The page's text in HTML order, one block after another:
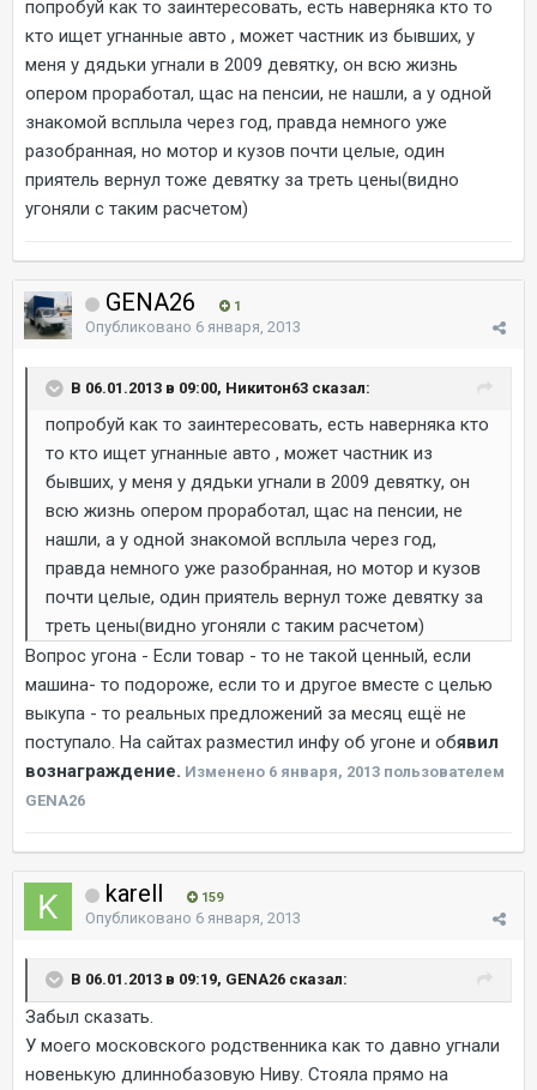
попробуй как то заинтересовать, есть наверняка кто то
кто ищет угнанные авто , может частник из бывших, у
меня у дядьки угнали в 2009 девятку, он всю жизнь
опером проработал, щас на пенсии, не нашли, а у одной
знакомой всплыла через год, правда немного уже
разобранная, но мотор и кузов почти целые, один
приятель вернул тоже девятку за треть цены(видно
угоняли с таким расчетом)
GENA26 1
Опубликовано 6 января, 2013
В 06.01.2013 в 09:00, Никитон63 сказал:
попробуй как то заинтересовать, есть наверняка кто
то кто ищет угнанные авто , может частник из
бывших, у меня у дядьки угнали в 2009 девятку, он
всю жизнь опером проработал, щас на пенсии, не
нашли, а у одной знакомой всплыла через год,
правда немного уже разобранная, но мотор и кузов
почти целые, один приятель вернул тоже девятку за
треть цены(видно угоняли с таким расчетом)
Вопрос угона - Если товар - то не такой ценный, если
машина- то подороже, если то и другое вместе с целью
выкупа - то реальных предложений за месяц ещё не
поступало. На сайтах разместил инфу об угоне и обявил
вознаграждение. Изменено 6 января, 2013 пользователем
GENA26
karell 159
Опубликовано 6 января, 2013
В 06.01.2013 в 09:19, GENA26 сказал:
Забыл сказать.
У моего московского родственника как то давно угнали
новенькую длиннобазовую Ниву. Стояла прямо на